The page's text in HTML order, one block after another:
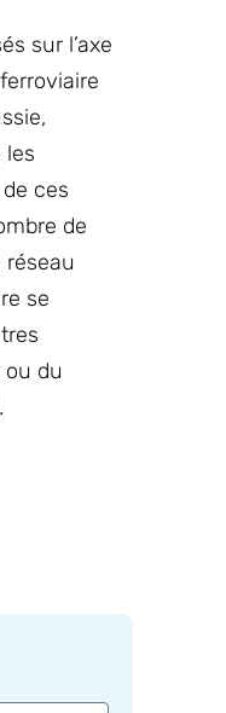
sur l’axe
les
ces
de
se
du